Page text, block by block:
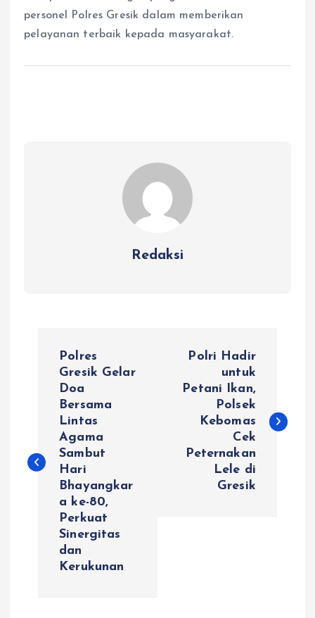
personel Polres Gresik dalam memberikan
pelayanan terbaik kepada masyarakat.
Redaksi
i
Polres
Gresik Gelar
Doa
Bersama
Lintas
Agama
Sambut
Hari
Bhayangkar
a ke-80,
Perkuat
Sinergitas
dan
Kerukunan
Polri Hadir
untuk
Petani Ikan,
Polsek
Kebomas
Cek
Peternakan
Lele di
Gresik